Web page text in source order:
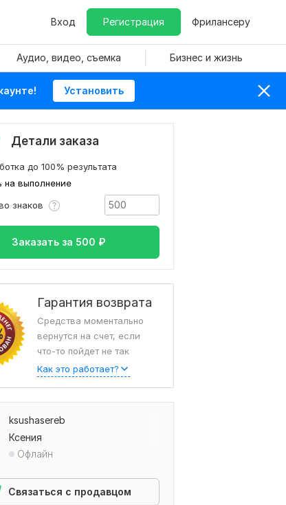
Вход Регистрация Фрилансеру
Аудио, видео, съемка Бизнес и жизнь
Установить
Детали заказа
на выполнение
до 100% результата
знаков
Заказать за 500 ₽
Гарантия возврата
Средства моментально
вернутся на счет, если
что-то пойдет не так
Как это работает?
ksushasereb
Ксения
Офлайн
Связаться с продавцом